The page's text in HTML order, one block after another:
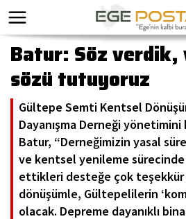
Batur: Söz verdik,
sözü tutuyoruz
Gültepe Semti Kentsel
Dayanışma Derneği
Batur, “Derneğimizin yasal
ve kentsel yenileme
ettikleri desteğe çok teşekkür
dönüşümle, Gültepelilerin
olacak. Depreme dayanıklı